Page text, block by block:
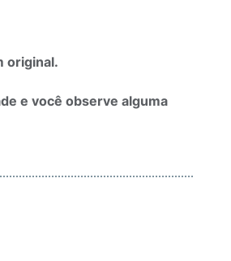
original.
e você observe alguma